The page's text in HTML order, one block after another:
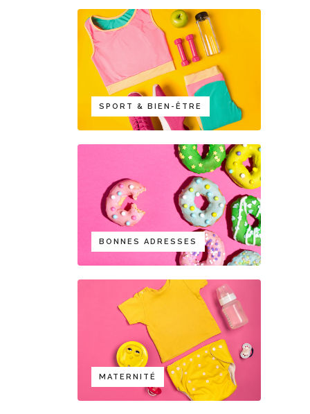
SPORT & BIEN-ÊTRE
BONNES ADRESSES
MATERNITÉ